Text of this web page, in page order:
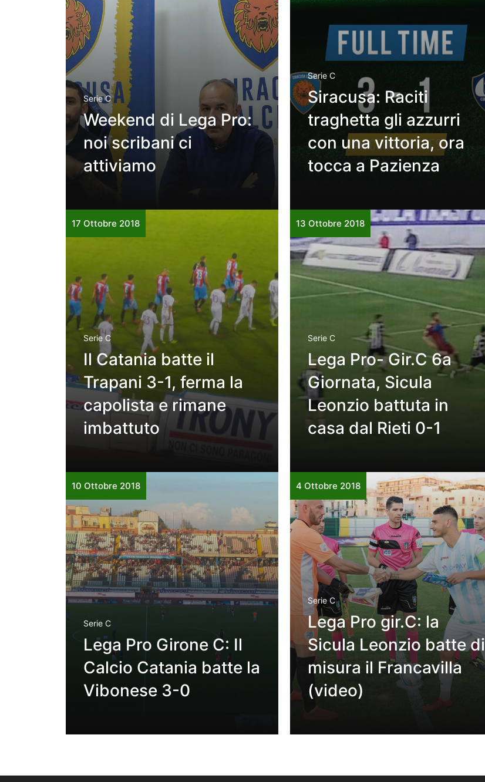
Serie C
Weekend di Lega Pro:
noi scribani ci
attiviamo
Serie C
Siracusa: Raciti
traghetta gli azzurri
con una vittoria, ora
tocca a Pazienza
17 Ottobre 2018
Serie C
Il Catania batte il
Trapani 3-1, ferma la
capolista e rimane
imbattuto
13 Ottobre 2018
Serie C
Lega Pro- Gir.C 6a
Giornata, Sicula
Leonzio battuta in
casa dal Rieti 0-1
10 Ottobre 2018
Serie C
Lega Pro Girone C: Il
Calcio Catania batte la
Vibonese 3-0
4 Ottobre 2018
Serie C
Lega Pro gir.C: la
Sicula Leonzio batte di
misura il Francavilla
(video)